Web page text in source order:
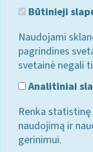
Būtinieji
Naudojami
pagrindines
svetainė negali
Analitiniai
Renka
naudojimą ir
gerinimui.